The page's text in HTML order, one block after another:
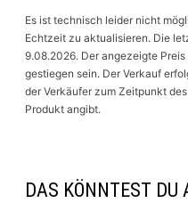
Es ist technisch leider nicht
Echtzeit zu aktualisieren. Die
9.08.2026. Der angezeigte
gestiegen sein. Der Verkauf
der Verkäufer zum Zeitpunkt
Produkt angibt.
DAS KÖNNTEST DU